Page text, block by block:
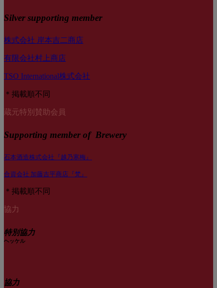
Silver supporting member
株式会社 岸本吉二商店
有限会社村上商店
TSO International株式会社
＊掲載順不同
蔵元特別賛助会員
Supporting member of Brewery
石本酒造株式会社『越乃寒梅』
合資会社 加藤吉平商店『梵』
＊掲載順不同
協力
特別協力
ヘッケル
協力